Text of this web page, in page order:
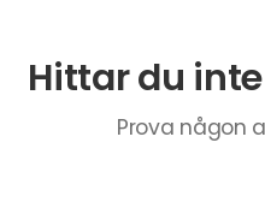
Hittar du
Prova någon